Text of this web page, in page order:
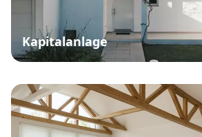
Kapitalanlage